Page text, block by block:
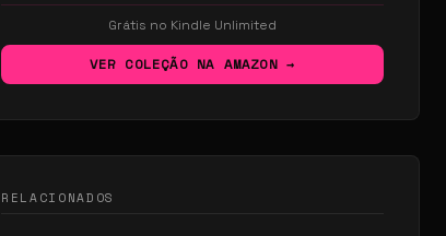
Grátis no Kindle Unlimited
VER COLEÇÃO NA AMAZON →
RELACIONADOS